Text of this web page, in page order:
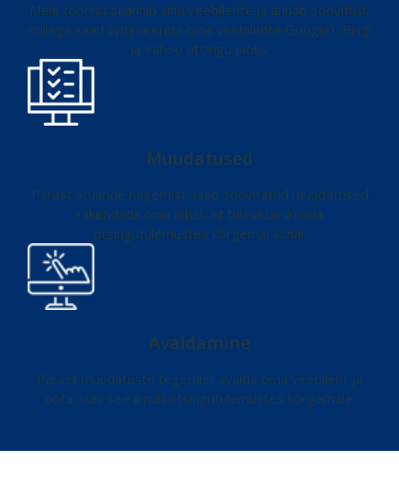
Meie tööriist skännib sinu veebilehte ja annab soovitusi,
millega saad optimeerida oma veebilehte Google’i, Bingi
ja Yahoo otsingu jaoks.
Muudatused
Pärast aruande nägemist saad soovitatud muudatused
rakendada oma lehel, et tulevikus ilmuda
otsingutulemustes kõrgemal kohal.
Avaldamine
Pärast muudatuste tegemist avalda oma veebileht ja
oota, kuni see ilmub otsingutulemustes kõrgemale.